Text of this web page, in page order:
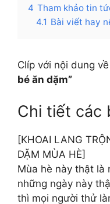
4 Tham khảo tin
4.1 Bài viết hay
Clíp với nội dung về
bé ăn dặm”
Chi tiết các
[KHOAI LANG
DẶM MÙA HÈ]
Mùa hè này thật là
những ngày này
thì mọi người thử